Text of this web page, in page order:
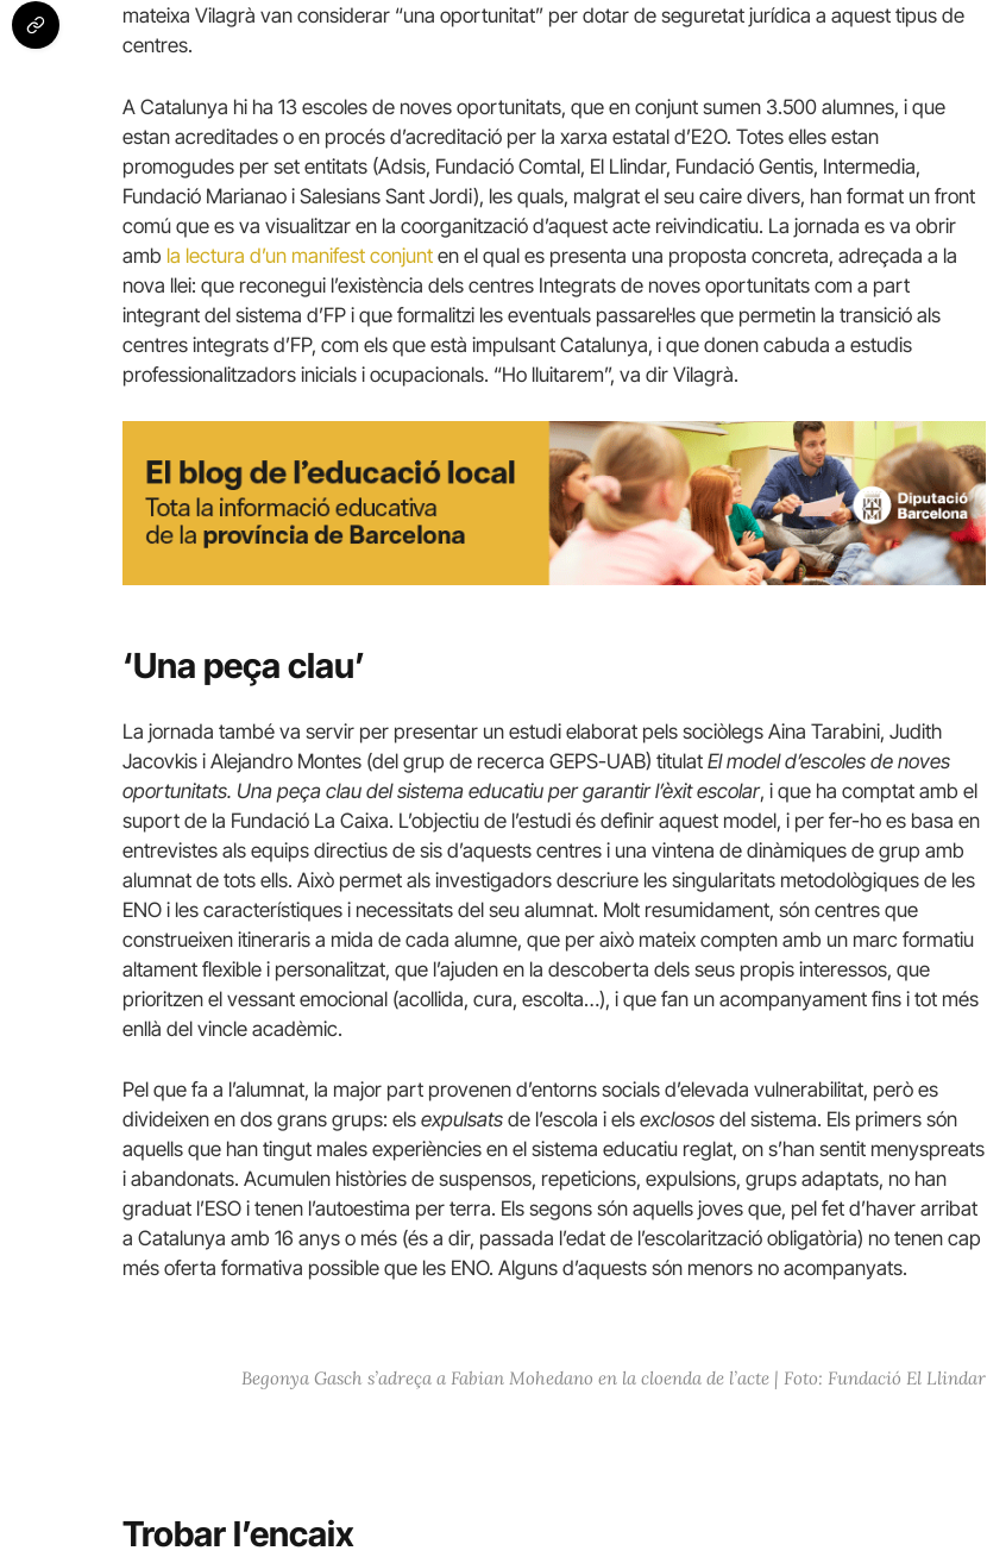
mateixa Vilagrà van considerar “una oportunitat” per dotar de seguretat jurídica a aquest tipus de
centres.
A Catalunya hi ha 13 escoles de noves oportunitats, que en conjunt sumen 3.500 alumnes, i que
estan acreditades o en procés d’acreditació per la xarxa estatal d’E2O. Totes elles estan
promogudes per set entitats (Adsis, Fundació Comtal, El Llindar, Fundació Gentis, Intermedia,
Fundació Marianao i Salesians Sant Jordi), les quals, malgrat el seu caire divers, han format un front
comú que es va visualitzar en la coorganització d’aquest acte reivindicatiu. La jornada es va obrir
amb la lectura d’un manifest conjunt en el qual es presenta una proposta concreta, adreçada a la
nova llei: que reconegui l’existència dels centres Integrats de noves oportunitats com a part
integrant del sistema d’FP i que formalitzi les eventuals passarel·les que permetin la transició als
centres integrats d’FP, com els que està impulsant Catalunya, i que donen cabuda a estudis
professionalitzadors inicials i ocupacionals. “Ho lluitarem”, va dir Vilagrà.
‘Una peça clau’
La jornada també va servir per presentar un estudi elaborat pels sociòlegs Aina Tarabini, Judith
Jacovkis i Alejandro Montes (del grup de recerca GEPS-UAB) titulat El model d’escoles de noves
oportunitats. Una peça clau del sistema educatiu per garantir l’èxit escolar, i que ha comptat amb el
suport de la Fundació La Caixa. L’objectiu de l’estudi és definir aquest model, i per fer-ho es basa en
entrevistes als equips directius de sis d’aquests centres i una vintena de dinàmiques de grup amb
alumnat de tots ells. Això permet als investigadors descriure les singularitats metodològiques de les
ENO i les característiques i necessitats del seu alumnat. Molt resumidament, són centres que
construeixen itineraris a mida de cada alumne, que per això mateix compten amb un marc formatiu
altament flexible i personalitzat, que l’ajuden en la descoberta dels seus propis interessos, que
prioritzen el vessant emocional (acollida, cura, escolta…), i que fan un acompanyament fins i tot més
enllà del vincle acadèmic.
Pel que fa a l’alumnat, la major part provenen d’entorns socials d’elevada vulnerabilitat, però es
divideixen en dos grans grups: els expulsats de l’escola i els exclosos del sistema. Els primers són
aquells que han tingut males experiències en el sistema educatiu reglat, on s’han sentit menyspreats
i abandonats. Acumulen històries de suspensos, repeticions, expulsions, grups adaptats, no han
graduat l’ESO i tenen l’autoestima per terra. Els segons són aquells joves que, pel fet d’haver arribat
a Catalunya amb 16 anys o més (és a dir, passada l’edat de l’escolarització obligatòria) no tenen cap
més oferta formativa possible que les ENO. Alguns d’aquests són menors no acompanyats.
Begonya Gasch s’adreça a Fabian Mohedano en la cloenda de l’acte | Foto: Fundació El Llindar
Trobar l’encaix